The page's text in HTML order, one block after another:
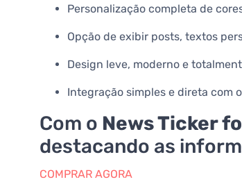
Personalização completa de
Opção de exibir posts, textos
Design leve, moderno e
Integração simples e direta com
Com o News Ticker
destacando as
COMPRAR AGORA